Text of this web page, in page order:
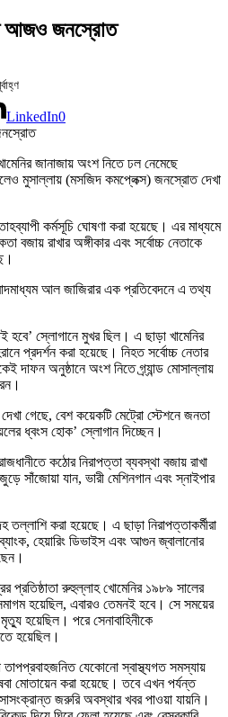
আজও জনস্রোত
LinkedIn0
জানাজায় অংশ নিতে ঢল নেমেছে
মুসাল্লায় (মসজিদ কমপ্লেক্স) জনস্রোত দেখা
কর্মসূচি ঘোষণা করা হয়েছে। এর মাধ্যমে
বজায় রাখার অঙ্গীকার এবং সর্বোচ্চ নেতাকে
আল জাজিরার এক প্রতিবেদনে এ তথ্য
স্লোগানে মুখর ছিল। এ ছাড়া খামেনির
প্রদর্শন করা হয়েছে। নিহত সর্বোচ্চ নেতার
দাফন অনুষ্ঠানে অংশ নিতে গ্র্যান্ড মোসাল্লায়
দেখা গেছে, বেশ কয়েকটি মেট্রো স্টেশনে জনতা
ধ্বংস হোক’ স্লোগান দিচ্ছেন।
কঠোর নিরাপত্তা ব্যবস্থা বজায় রাখা
সাঁজোয়া যান, ভারী মেশিনগান এবং স্নাইপার
করা হয়েছে। এ ছাড়া নিরাপত্তাকর্মীরা
হেয়ারিং ডিভাইস এবং আগুন জ্বালানোর
প্রতিষ্ঠাতা রুহুল্লাহ খোমেনির ১৯৮৯ সালের
হয়েছিল, এবারও তেমনই হবে। সে সময়ের
হয়েছিল। পরে সেনাবাহিনীকে
হয়েছিল।
যেকোনো স্বাস্থ্যগত সমস্যায়
মোতায়েন করা হয়েছে। তবে এখন পর্যন্ত
জরুরি অবস্থার খবর পাওয়া যায়নি।